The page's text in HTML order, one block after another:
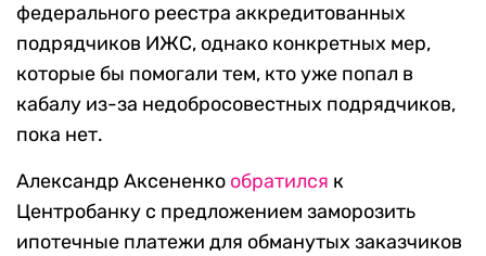
федерального реестра аккредитованных
подрядчиков ИЖС, однако конкретных мер,
которые бы помогали тем, кто уже попал в
кабалу из-за недобросовестных подрядчиков,
пока нет.
Александр Аксененко обратился к
Центробанку с предложением заморозить
ипотечные платежи для обманутых заказчиков